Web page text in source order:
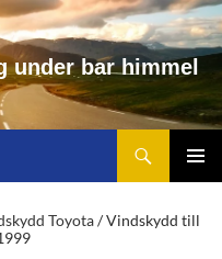
under bar himme
himmel
Toyota/ Vindskydd till